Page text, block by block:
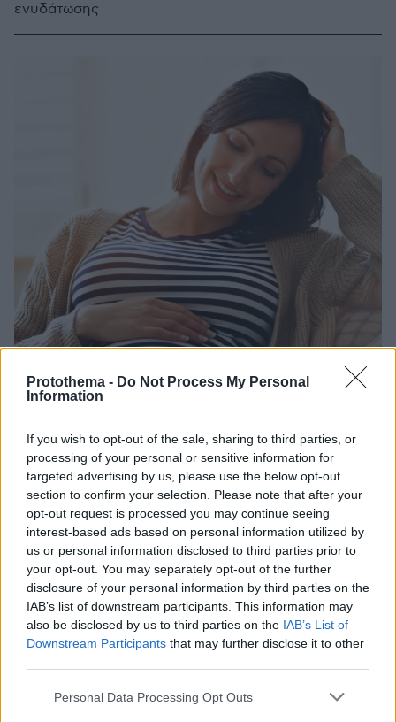
Protothema - Do Not Process My Personal
Information
If you wish to opt-out of the sale, sharing to third parties, or
processing of your personal or sensitive information for
targeted advertising by us, please use the below opt-out
section to confirm your selection. Please note that after your
opt-out request is processed you may continue seeing
interest-based ads based on personal information utilized by
us or personal information disclosed to third parties prior to
your opt-out. You may separately opt-out of the further
disclosure of your personal information by third parties on the
IAB’s list of downstream participants. This information may
also be disclosed by us to third parties on the IAB’s List of
Downstream Participants that may further disclose it to other
Please note that this website/app uses one or more Google
Personal Data Processing Opt Outs
ενυδάτωσης
Ήρθε η ώρα της λάμψης
Εάν ο περίγυρός σας επιμένει ότι λάμπετε, πρέπει να
τους πιστέψετε
11.02.2025, 10:15